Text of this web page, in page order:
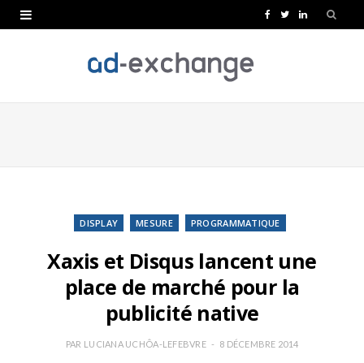
e
k
T
t
L
k
DISPLAY MESURE PROGRAMMATIQUE
Xaxis et Disqus lancent une
place de marché pour la
publicité native
PAR LUCIANA UCHÔA-LEFEBVRE 8 DÉCEMBRE 2014